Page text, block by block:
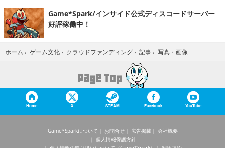
Game*Spark/インサイド公式ディスコードサーバー
好評稼働中！
ホーム › ゲーム文化 › クラウドファンディング › 記事 › 写真・画像
Home X STEAM Facebook YouTube
Game*Sparkについて お問合せ 広告掲載
会社概要
個人情報保護方針